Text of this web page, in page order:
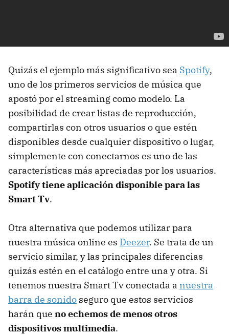
Quizás el ejemplo más significativo sea Spotify,
uno de los primeros servicios de música que
apostó por el streaming como modelo. La
posibilidad de crear listas de reproducción,
compartirlas con otros usuarios o que estén
disponibles desde cualquier dispositivo o lugar,
simplemente con conectarnos es uno de las
características más apreciadas por los usuarios.
Spotify tiene aplicación disponible para las
Smart Tv.
Otra alternativa que podemos utilizar para
nuestra música online es Deezer. Se trata de un
servicio similar, y las principales diferencias
quizás estén en el catálogo entre una y otra. Si
tenemos nuestra Smart Tv conectada a nuestra
barra de sonido seguro que estos servicios
harán que no echemos de menos otros
dispositivos multimedia.